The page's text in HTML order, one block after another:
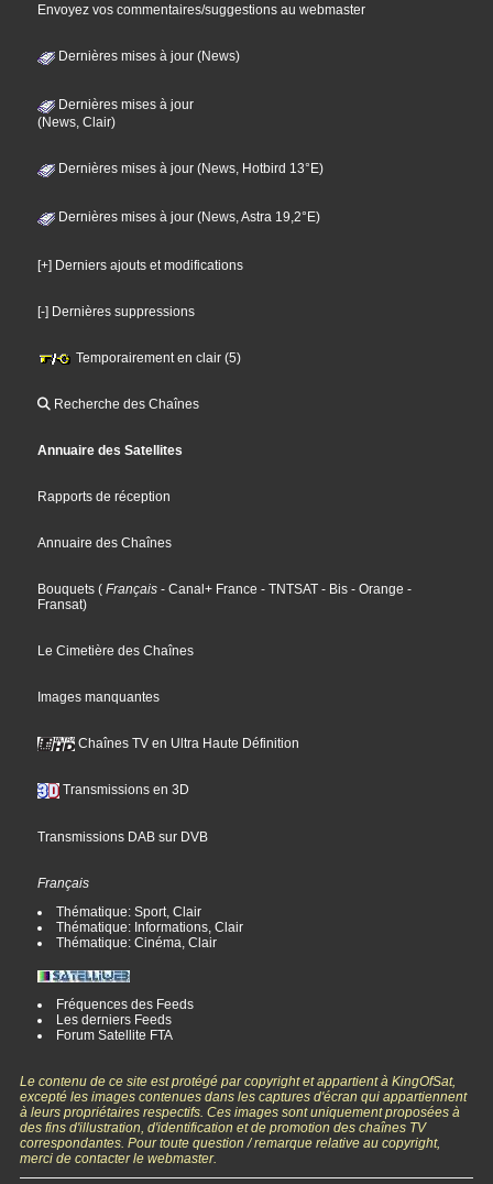
Envoyez vos commentaires/suggestions au webmaster
Dernières mises à jour (News)
Dernières mises à jour
(News, Clair)
Dernières mises à jour (News, Hotbird 13°E)
Dernières mises à jour (News, Astra 19,2°E)
[+] Derniers ajouts et modifications
[-] Dernières suppressions
Temporairement en clair (5)
Recherche des Chaînes
Annuaire des Satellites
Rapports de réception
Annuaire des Chaînes
Bouquets ( Français - Canal+ France - TNTSAT - Bis - Orange -
Fransat)
Le Cimetière des Chaînes
Images manquantes
Chaînes TV en Ultra Haute Définition
Transmissions en 3D
Transmissions DAB sur DVB
Français
Thématique: Sport, Clair
Thématique: Informations, Clair
Thématique: Cinéma, Clair
Fréquences des Feeds
Les derniers Feeds
Forum Satellite FTA
Le contenu de ce site est protégé par copyright et appartient à KingOfSat,
excepté les images contenues dans les captures d'écran qui appartiennent
à leurs propriétaires respectifs. Ces images sont uniquement proposées à
des fins d'illustration, d'identification et de promotion des chaînes TV
correspondantes. Pour toute question / remarque relative au copyright,
merci de contacter le webmaster.